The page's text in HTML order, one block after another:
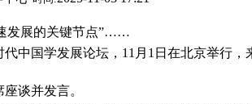
发展的关键节点”……
国学发展论坛，11月1日在北京举行，
谈并发言。